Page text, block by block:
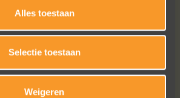
Alles toestaan
Selectie toestaan
Weigeren